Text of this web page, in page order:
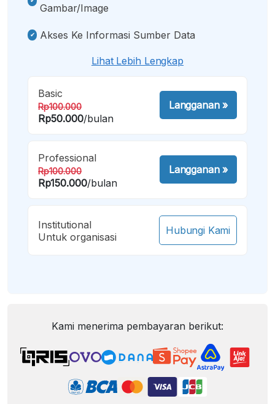
Gambar/image
Akses Ke Informasi Sumber Data
Lihat Lebih Lengkap
Basic
Rp100.000
Rp50.000/bulan
Langganan»
Professional
Rp100.000
Rp150.000/bulan
Langganan»
Institutional
Untuk organisasi
Hubungi Kami
Kami menerima pembayaran berikut: